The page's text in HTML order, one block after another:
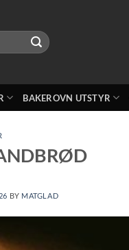
BAKEROVN UTSTYR
BY MATGLAD